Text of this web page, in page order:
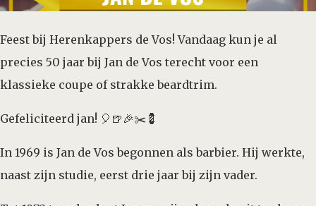
Feest bij Herenkappers de Vos! Vandaag kun je al
precies 50 jaar bij Jan de Vos terecht voor een
klassieke coupe of strakke beardtrim.
Gefeliciteerd jan! 🎈🍺🎉✂️💈
In 1969 is Jan de Vos begonnen als barbier. Hij werkte,
naast zijn studie, eerst drie jaar bij zijn vader.